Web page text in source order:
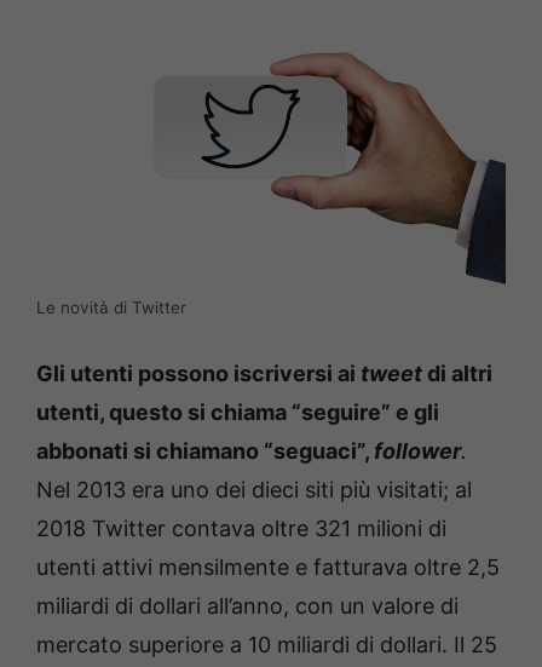
Le novità di Twitter
Gli utenti possono iscriversi ai tweet di altri
utenti, questo si chiama “seguire” e gli
abbonati si chiamano “seguaci”, follower.
Nel 2013 era uno dei dieci siti più visitati; al
2018 Twitter contava oltre 321 milioni di
utenti attivi mensilmente e fatturava oltre 2,5
miliardi di dollari all’anno, con un valore di
mercato superiore a 10 miliardi di dollari. Il 25